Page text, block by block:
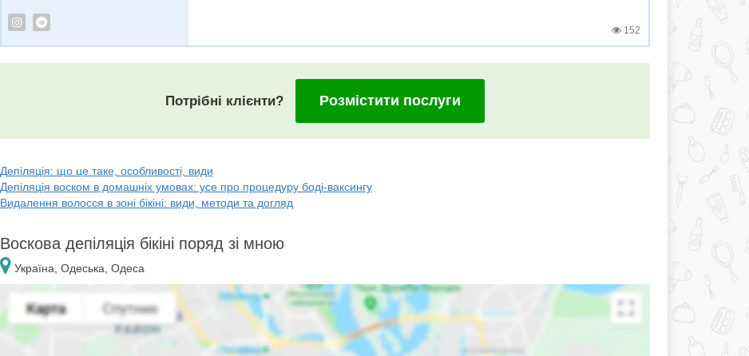
152
Потрібні клієнти? Розмістити послуги
Депіляція: що це таке, особливості, види
Депіляція воском в домашніх умовах: усе про процедуру боді-ваксингу
Видалення волосся в зоні бікіні: види, методи та догляд
Воскова депіляція бікіні поряд зі мною
Україна, Одеська, Одеса